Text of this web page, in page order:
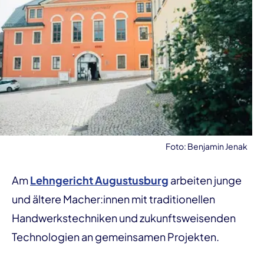
AmLehngericht Augustusburg arbeiten junge
und ältere Macher:innen mit traditionellen
Handwerkstechniken und zukunftsweisenden
Technologien an gemeinsamen Projekten.
Foto: Benjamin Jenak